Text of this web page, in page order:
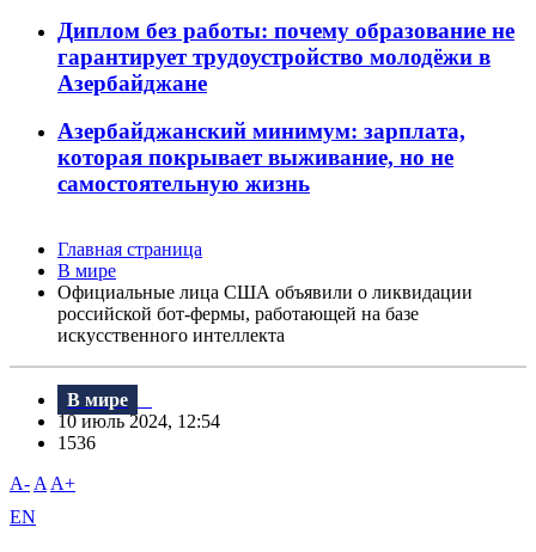
Диплом без работы: почему образование не
гарантирует трудоустройство молодёжи в
Азербайджане
Азербайджанский минимум: зарплата,
которая покрывает выживание, но не
самостоятельную жизнь
Главная страница
В мире
Официальные лица США объявили о ликвидации
российской бот-фермы, работающей на базе
искусственного интеллекта
В мире
10 июль 2024, 12:54
1536
A- A A+
EN